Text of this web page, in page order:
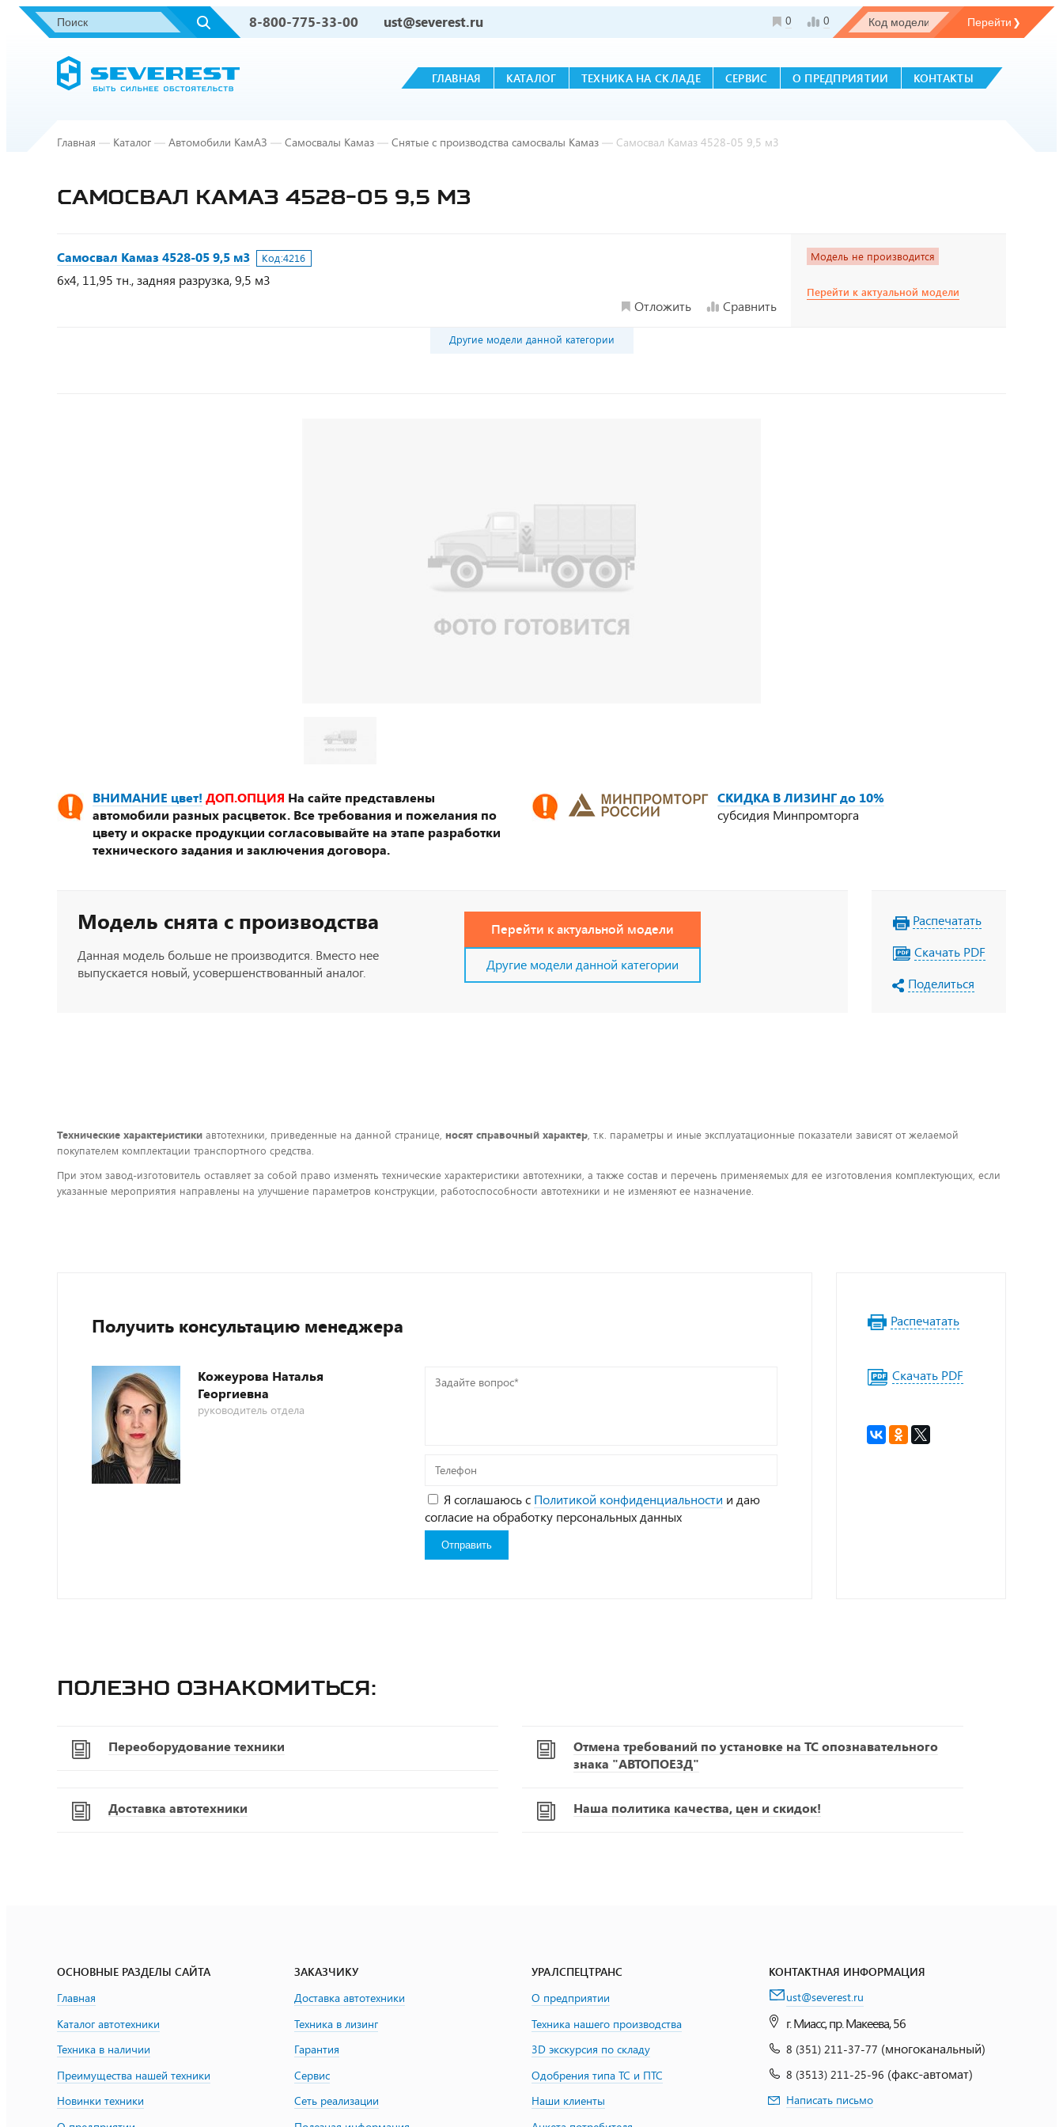
8-800-775-33-00 ust@severest.ru 0 0
ГЛАВНАЯ КАТАЛОГ ТЕХНИКА НА СКЛАДЕ СЕРВИС О ПРЕДПРИЯТИИ КОНТАКТЫ
Главная — Каталог — Автомобили КамАЗ — Самосвалы Камаз — Снятые с производства самосвалы Камаз — Самосвал Камаз 4528-05 9,5 м3
САМОСВАЛ КАМАЗ 4528-05 9,5 М3
Самосвал Камаз 4528-05 9,5 м3 Код:4216
6х4, 11,95 тн., задняя разрузка, 9,5 м3
Отложить
Сравнить
Модель не производится
Перейти к актуальной модели
Другие модели данной категории
ВНИМАНИЕ цвет! ДОП.ОПЦИЯ На сайте представлены
автомобили разных расцветок. Все требования и пожелания по
цвету и окраске продукции согласовывайте на этапе разработки
технического задания и заключения договора.
СКИДКА В ЛИЗИНГ до 10%
субсидия Минпромторга
Модель снята с производства
Данная модель больше не производится. Вместо нее
выпускается новый, усовершенствованный аналог.
Перейти к актуальной модели
Другие модели данной категории
Распечатать
Скачать PDF
Поделиться
Технические характеристики автотехники, приведенные на данной странице, носят справочный характер, т.к. параметры и иные эксплуатационные показатели зависят от желаемой
покупателем комплектации транспортного средства.
При этом завод-изготовитель оставляет за собой право изменять технические характеристики автотехники, а также состав и перечень применяемых для ее изготовления комплектующих, если
указанные мероприятия направлены на улучшение параметров конструкции, работоспособности автотехники и не изменяют ее назначение.
Получить консультацию менеджера
Кожеурова Наталья
Георгиевна
руководитель отдела
Задайте
Телефон
Я соглашаюсь с Политикой конфиденциальности и даю
согласие на обработку персональных данных
Распечатать
Скачать PDF
Полезно ознакомиться:
Переоборудование техники
Отмена требований по установке на ТС опознавательного
знака "АВТОПОЕЗД"
Доставка автотехники Наша политика качества, цен и скидок!
ОСНОВНЫЕ РАЗДЕЛЫ САЙТА
Главная
Каталог автотехники
Техника в наличии
Преимущества нашей техники
Новинки техники
ЗАКАЗЧИКУ
Доставка автотехники
Техника в лизинг
Гарантия
Сервис
Сеть реализации
УРАЛСПЕЦТРАНС
О предприятии
Техника нашего производства
3D экскурсия по складу
Одобрения типа ТС и ПТС
Наши клиенты
КОНТАКТНАЯ ИНФОРМАЦИЯ
ust@severest.ru
г. Миасс, пр. Макеева, 56
8 (351) 211-37-77 (многоканальный)
8 (3513) 211-25-96 (факс-автомат)
Написать письмо